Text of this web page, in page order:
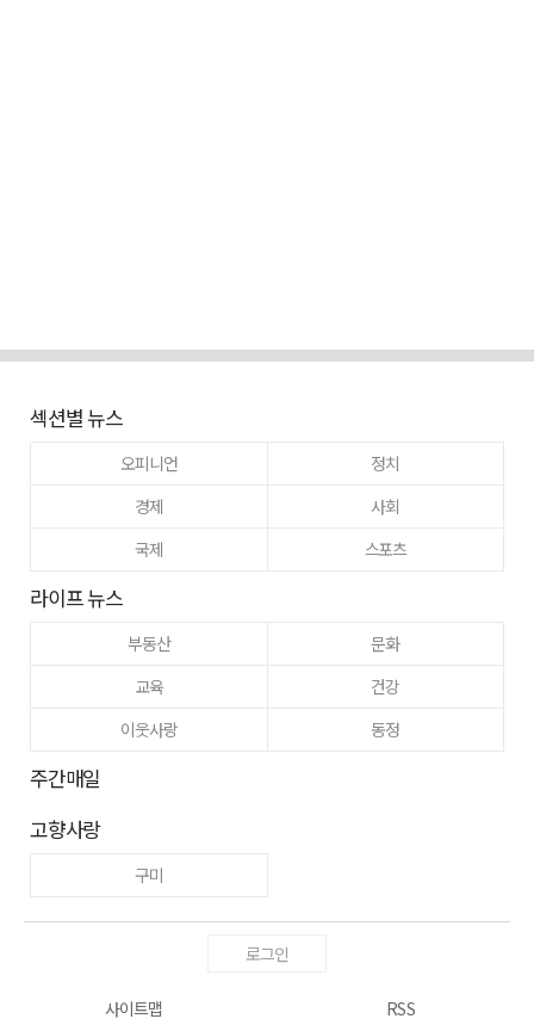
섹션별 뉴스
오피니언
정치
경제
사회
국제
스포츠
라이프 뉴스
부동산
문화
교육
건강
이웃사랑
동정
주간매일
고향사랑
구미
로그인
사이트맵 RSS